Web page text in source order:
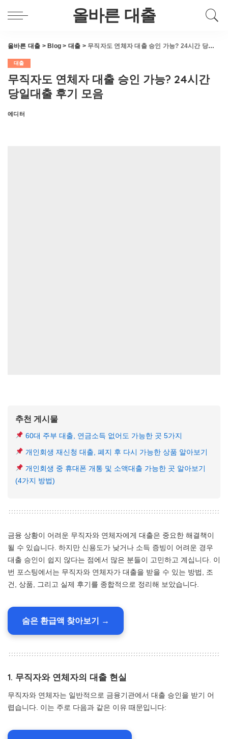
올바른 대출
올바른 대출 > Blog > 대출 > 무직자도 연체자 대출 승인 가능? 24시간 당일대출 후기 모음
대출
무직자도 연체자 대출 승인 가능? 24시간
당일대출 후기 모음
Posted
에디터
추천 게시물
60대 주부 대출, 연금소득 없어도 가능한 곳 5가지
개인회생 재신청 대출, 폐지 후 다시 가능한 상품 알아보기
개인회생 중 휴대폰 개통 및 소액대출 가능한 곳 알아보기
(4가지 방법)
금융 상황이 어려운 무직자와 연체자에게 대출은 중요한 해결책이
될 수 있습니다. 하지만 신용도가 낮거나 소득 증빙이 어려운 경우
대출 승인이 쉽지 않다는 점에서 많은 분들이 고민하고 계십니다. 이
번 포스팅에서는 무직자와 연체자가 대출을 받을 수 있는 방법, 조
건, 상품, 그리고 실제 후기를 종합적으로 정리해 보았습니다.
숨은 환급액 찾아보기 →
1. 무직자와 연체자의 대출 현실
무직자와 연체자는 일반적으로 금융기관에서 대출 승인을 받기 어
렵습니다. 이는 주로 다음과 같은 이유 때문입니다: